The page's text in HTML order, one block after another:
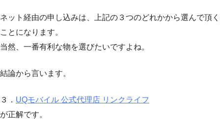
ネット経由の申し込みは、上記の３つのどれかから選んで頂く
ことになります。
当然、一番有利な物を選びたいですよね。
結論から言います。
３． UQモバイル 公式代理店 リンクライフ
が正解です。